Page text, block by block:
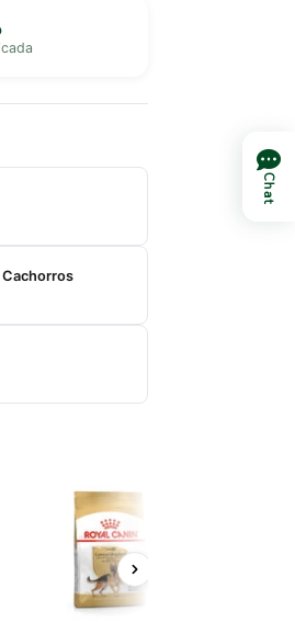
Cachorros
Chat